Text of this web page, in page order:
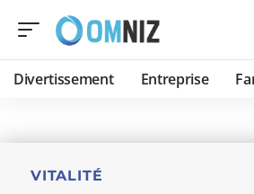
Divertissement Entreprise
VITALITÉ